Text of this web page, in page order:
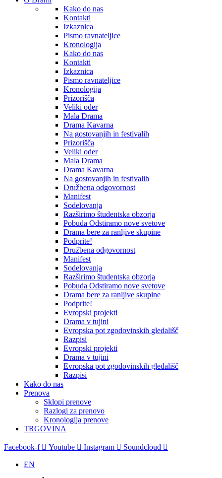
Kako do nas
Kontakti
Izkaznica
Pismo ravnateljice
Kronologija
Kako do nas
Kontakti
Izkaznica
Pismo ravnateljice
Kronologija
Prizorišča
Veliki oder
Mala Drama
Drama Kavarna
Na gostovanjih in festivalih
Prizorišča
Veliki oder
Mala Drama
Drama Kavarna
Na gostovanjih in festivalih
Družbena odgovornost
Manifest
Sodelovanja
Razširimo študentska obzorja
Pobuda Odstiramo nove svetove
Drama bere za ranljive skupine
Podprite!
Družbena odgovornost
Manifest
Sodelovanja
Razširimo študentska obzorja
Pobuda Odstiramo nove svetove
Drama bere za ranljive skupine
Podprite!
Evropski projekti
Drama v tujini
Evropska pot zgodovinskih gledališč
Razpisi
Evropski projekti
Drama v tujini
Evropska pot zgodovinskih gledališč
Razpisi
Kako do nas
Prenova
Sklopi prenove
Razlogi za prenovo
Kronologija prenove
TRGOVINA
Facebook-f Youtube Instagram Soundcloud
EN